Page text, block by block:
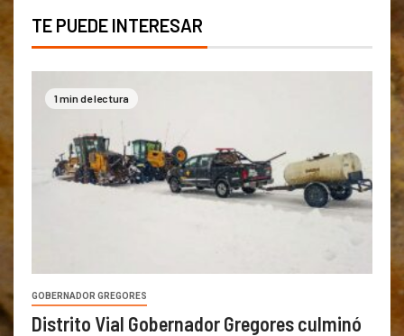
TE PUEDE INTERESAR
1 min de lectura
GOBERNADOR GREGORES
Distrito Vial Gobernador Gregores culminó